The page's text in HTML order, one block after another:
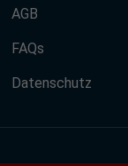
AGB
FAQs
Datenschutz